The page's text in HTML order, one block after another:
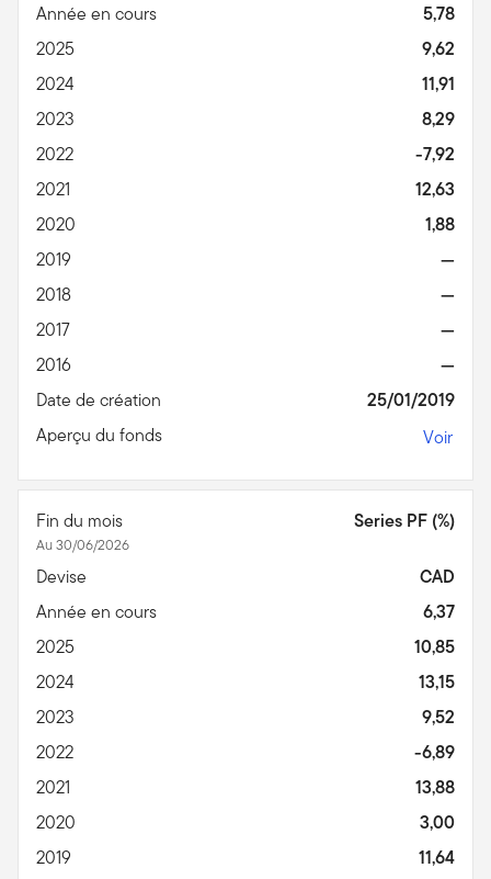
Année en cours
5,78
2025
9,62
2024
11,91
2023
8,29
2022
-7,92
2021
12,63
2020
1,88
2019
—
2018
—
2017
—
2016
—
Date de création
25/01/2019
Aperçu du fonds
Voir
Fin du mois
Au 30/06/2026
Series PF (%)
Devise
CAD
Année en cours
6,37
2025
10,85
2024
13,15
2023
9,52
2022
-6,89
2021
13,88
2020
3,00
2019
11,64